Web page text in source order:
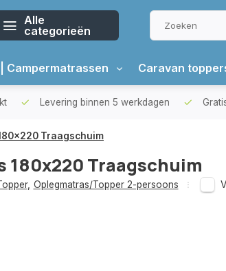
Alle
categorieën
Campermatrassen Caravan
Levering binnen 5 werkdagen
Traagschuim
180x220 Traagschuim
, Oplegmatras/Topper 2-persoons